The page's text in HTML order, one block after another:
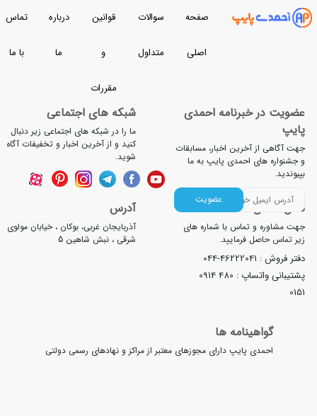
صفحه
اصلی
سوالات
متداول
قوانین
مقررات
درباره تماس
در خبرنامه احمدی
آگاهی از آخرین اخبار، مسابقات
های احمدی پایپ به ما
عضویت
شبکه های اجتماعی
ما را در شبکه های اجتماعی زیر دنبال
کنید و از آخرین اخبار و تخفیفات آگاه
شوید.
تماس
مشاوره و تماس با شماره های
تماس حاصل فرمایید.
فروش : 044-46222041
واتساپ :0914 480
آدرس
آذربایجان غربی، بوکان ، خیابان مولوی
شرقی ، نبش شاهین 5
گواهینامه ها
احمدی پایپ دارای مجوزهای معتبر از مراکز و نهادهای رسمی دولتی